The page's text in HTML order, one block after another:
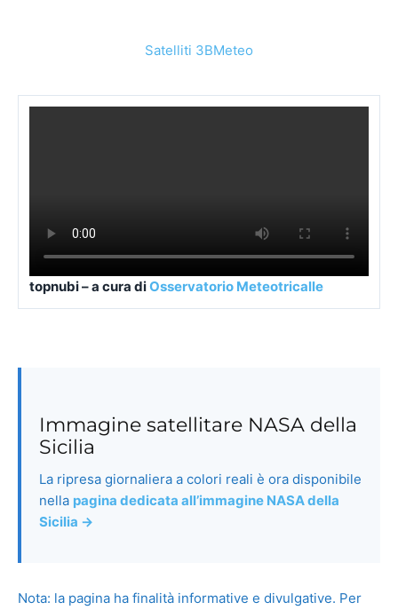
Satelliti 3BMeteo
topnubi – a cura diOsservatorio Meteotricalle
Immagine satellitare NASA della
Sicilia
La ripresa giornaliera a colori reali è ora disponibile
nella pagina dedicata all’immagine NASA della
Sicilia →
Nota: la pagina ha finalità informative e divulgative. Per